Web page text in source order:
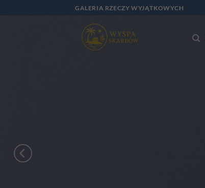
GALERIA RZECZY WYJĄTKOWYCH